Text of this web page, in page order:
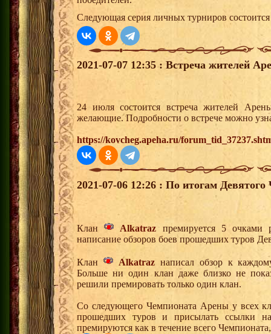
Следующая серия личных турниров состоится
2021-07-07 12:35 : Встреча жителей
24 июля состоится встреча жителей
желающие. Подробности о встрече можно
https://kovcheg.apeha.ru/
2021-07-06 12:26 : По итогам
Клан Alkatraz премируется 5 очками
написание обзоров боев прошедших туров
Клан Alkatrazнаписал обзор к
Больше ни один клан даже близко не
решили премировать только один клан.
Со следующего Чемпионата Арены у всех
прошедших туров и присылать ссылки
премируются как в течение всего